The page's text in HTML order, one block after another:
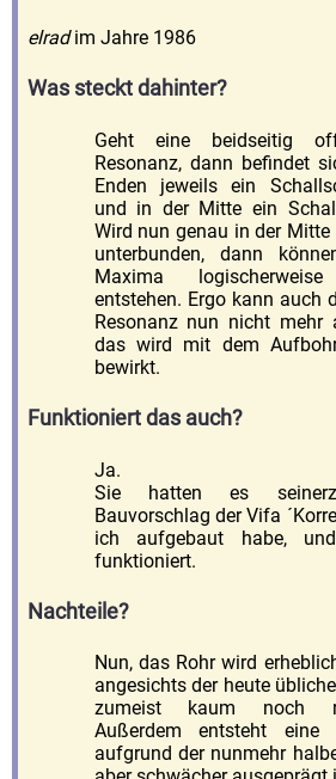
elradim Jahre 1986
Was steckt dahinter?
Geht eine beidseitig
Resonanz, dann befindet
Enden jeweils ein
und in der Mitte ein
Wird nun genau in der
unterbunden, dann
Maxima
entstehen. Ergo kann auch
Resonanz nun nicht mehr
das wird mit dem
bewirkt.
Funktioniert das auch?
Ja.
Sie hatten es
Bauvorschlag der Vifa
ich aufgebaut habe,
funktioniert.
Nachteile?
Nun, das Rohr wird
angesichts der heute
zumeist kaum noch
Außerdem entsteht eine
aufgrund der nunmehr